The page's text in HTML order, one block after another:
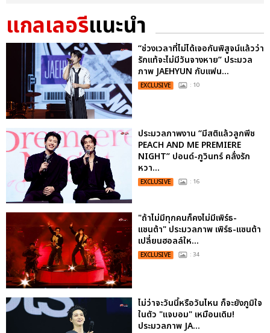
แกลเลอรีแนะนำ
“ช่วงเวลาที่ไม่ได้เจอกันพิสูจน์แล้วว่า
รักแท้จะไม่มีวันจางหาย” ประมวล
ภาพ JAEHYUN กับแฟน...
EXCLUSIVE : 10
ประมวลภาพงาน “มีสติแล้วลูกพีช
PEACH AND ME PREMIERE
NIGHT” ปอนด์-ภูวินทร์ คลั่งรัก
หวา...
EXCLUSIVE : 16
"ถ้าไม่มีทุกคนก็คงไม่มีเพิร์ธ-
แซนต้า" ประมวลภาพ เพิร์ธ-แซนต้า
เปลี่ยนฮอลล์ให...
EXCLUSIVE : 34
ไม่ว่าจะวันนี้หรือวันไหน ก็จะยังภูมิใจ
ในตัว "แจบอม" เหมือนเดิม!
ประมวลภาพ JA...